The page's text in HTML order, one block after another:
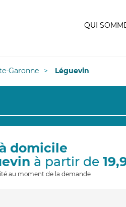
QUI
Garonne Léguevin
domicile
à partir de
au moment de la demande